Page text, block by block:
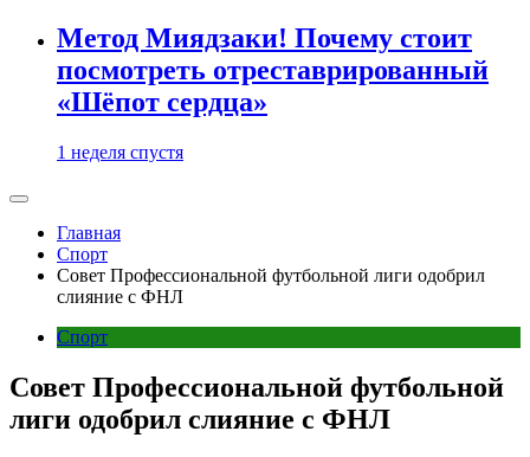
Метод Миядзаки! Почему стоит
посмотреть отреставрированный
«Шёпот сердца»
1 неделя спустя
Главная
Спорт
Совет Профессиональной футбольной лиги одобрил
слияние с ФНЛ
Спорт
Совет Профессиональной футбольной
лиги одобрил слияние с ФНЛ